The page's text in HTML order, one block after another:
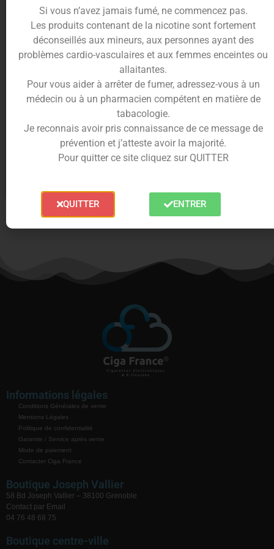
Concentré Blueberry 10ml –
Lemon’Time – Eliquid France
5.90 €
Concentré Mango 10ml –
Lemon’Time – Eliquid France
5.90€
Informations légales
Conditions Générales de vente
Mentions Légales
Politique de confidentialité
Garantie / Service après vente
Mode de paiement
Contacter Ciga France
Boutique Joseph Vallier
58 Bd Joseph Vallier – 38100 Grenoble
Contact par Email
04 76 48 68 75
Boutique centre-ville
Si vous n’avez jamais fumé, ne commencez pas.
Les produits contenant de la nicotine sont fortement
déconseillés aux mineurs, aux personnes ayant des
problèmes cardio-vasculaires et aux femmes enceintes ou
allaitantes.
Pour vous aider à arrêter de fumer, adressez-vous à un
médecin ou à un pharmacien compétent en matière de
tabacologie.
Je reconnais avoir pris connaissance de ce message de
prévention et j’atteste avoir la majorité.
Pour quitter ce site cliquez sur QUITTER
QUITTER ENTRER